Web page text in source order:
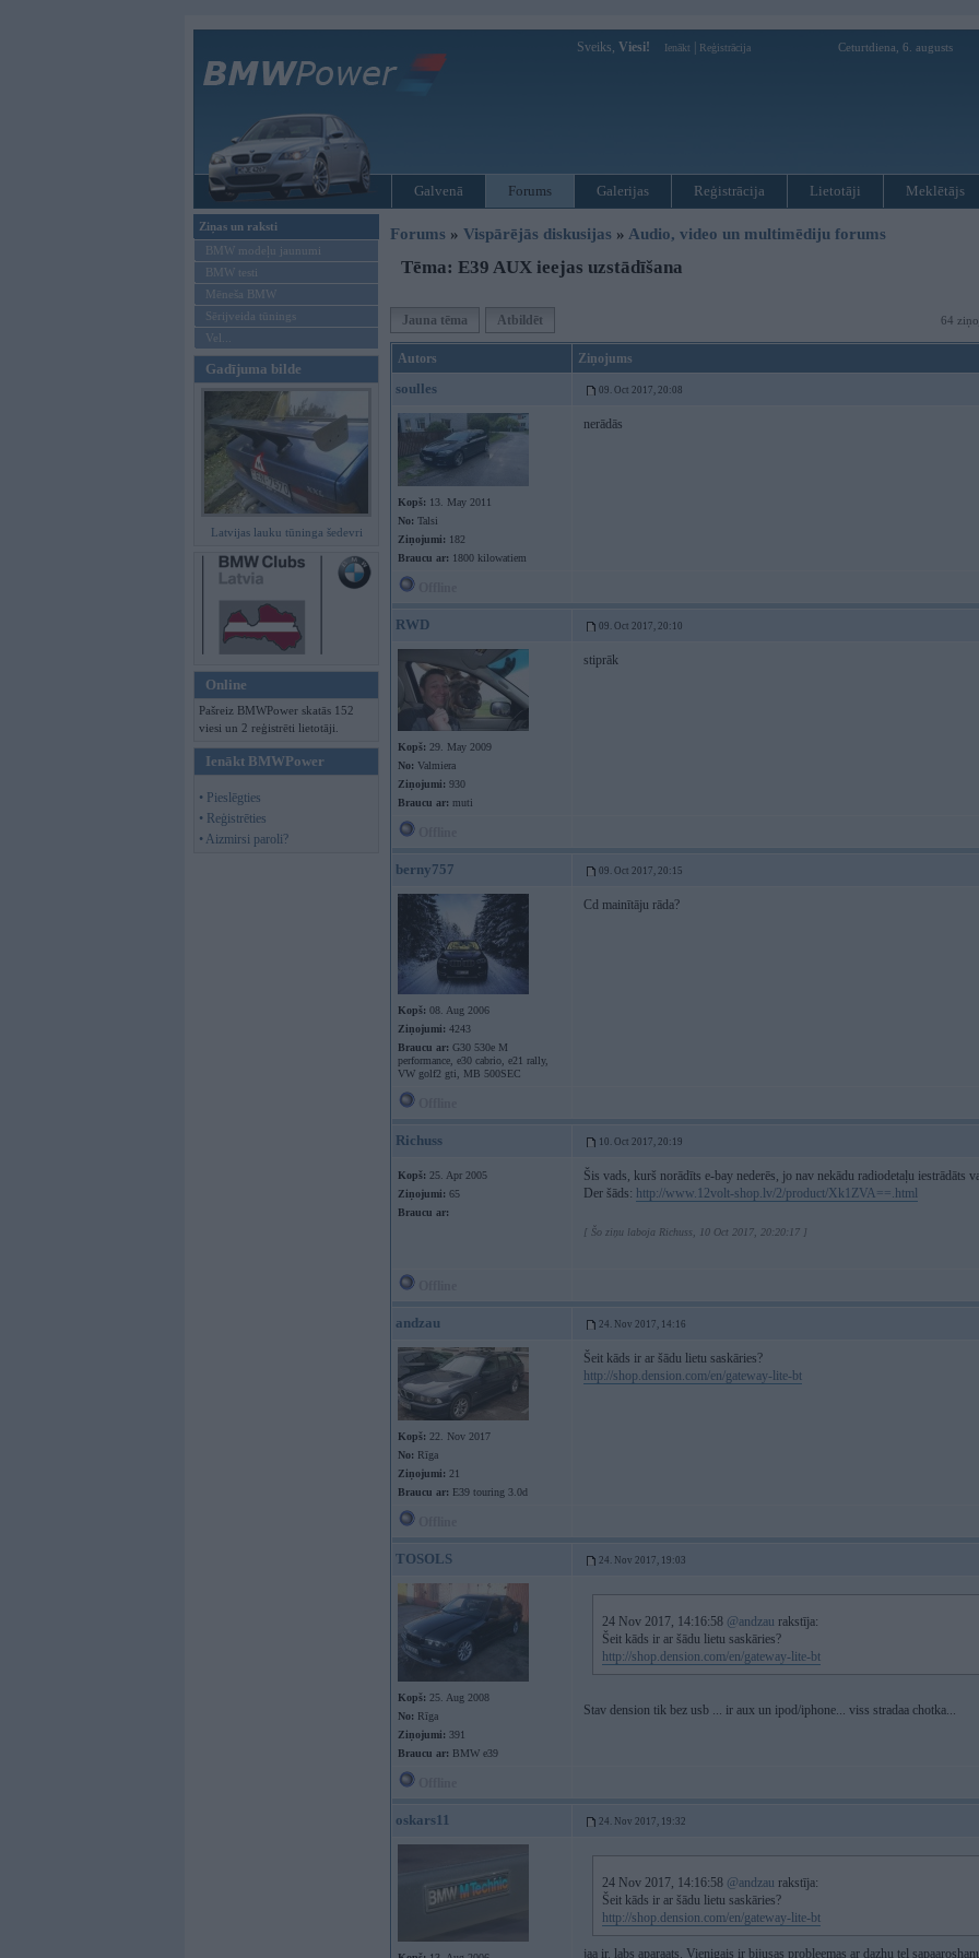
Sveiks, Viesi! Ienākt Reģistrācija Ceturtdiena, 6. augusts
Galvenā Forums Galerijas Reģistrācija Lietotāji Meklētājs
Ziņas un raksti
BMW modeļu jaunumi
BMW testi
Mēneša BMW
Sērijveida tūnings
Vel...
Gadījuma bilde
Latvijas lauku tūninga šedevri
Online
Pašreiz BMWPower skatās 152
viesi un 2 reģistrēti lietotāji.
Ienākt BMWPower
• Pieslēgties
• Reģistrēties
• Aizmirsi paroli?
Forums » Vispārējās diskusijas » Audio, video un multimēdiju forums
Tēma: E39 AUX ieejas uzstādīšana
Jauna tēma Atbildēt 64
Autors Ziņojums
soulles 09. Oct 2017, 20:08
Kopš: 13. May 2011
No: Talsi
Ziņojumi: 182
Braucu ar: 1800 kilowatiem
nerādās
RWD 09. Oct 2017, 20:10
Kopš: 29. May 2009
No: Valmiera
Ziņojumi: 930
Braucu ar: muti
stiprāk
berny757 09. Oct 2017, 20:15
Kopš: 08. Aug 2006
Ziņojumi: 4243
Braucu ar: G30 530e M
performance, e30 cabrio, e21 rally,
VW golf2 gti, MB 500SEC
Cd mainītāju rāda?
Richuss 10. Oct 2017, 20:19
Kopš: 25. Apr 2005
Ziņojumi: 65
Braucu ar:
Šis vads, kurš norādīts e-bay nederēs, jo nav nekādu radiodetaļu iestrādāts
Der šāds: http://www.12volt-shop.lv/2/product/Xk1ZVA==.html
[ Šo ziņu laboja Richuss, 10 Oct 2017, 20:20:17 ]
andzau 24. Nov 2017, 14:16
Kopš: 22. Nov 2017
No: Rīga
Ziņojumi: 21
Braucu ar: E39 touring 3.0d
Šeit kāds ir ar šādu lietu saskāries?
http://shop.dension.com/en/gateway-lite-bt
TOSOLS 24. Nov 2017, 19:03
Kopš: 25. Aug 2008
No: Rīga
Ziņojumi: 391
Braucu ar: BMW e39
24 Nov 2017, 14:16:58 @andzau rakstīja:
Šeit kāds ir ar šādu lietu saskāries?
http://shop.dension.com/en/gateway-lite-bt
Stav dension tik bez usb ... ir aux un ipod/iphone... viss stradaa chotka...
oskars11 24. Nov 2017, 19:32
24 Nov 2017, 14:16:58 @andzau rakstīja:
Šeit kāds ir ar šādu lietu saskāries?
http://shop.dension.com/en/gateway-lite-bt
jaa ir. labs aparaats. Vienigais ir bijusas probleemas ar dazhu tel